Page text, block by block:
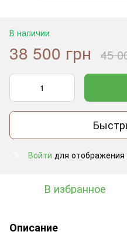
В наличии
38 500 грн 45
Войти для отображения
В избранное
Описание